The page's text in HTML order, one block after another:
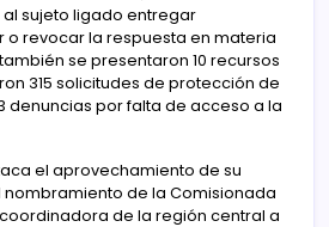
al sujeto ligado entregar
o revocar la respuesta en materia
se presentaron 10 recursos
315 solicitudes de protección de
denuncias por falta de acceso a la
el aprovechamiento de su
de la Comisionada
de la región central a